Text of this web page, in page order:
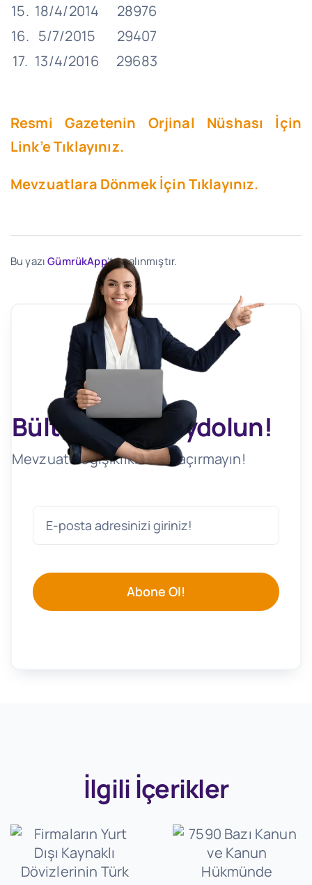
15. 18/4/2014
28976
16. 5/7/2015
29407
17. 13/4/2016 29683
Resmi Gazetenin Orjinal Nüshası İçin
Link’e Tıklayınız.
Mevzuatlara Dönmek İçin Tıklayınız.
Bu yazıGümrükApp'ten alınmıştır.
Bültenimize Kaydolun!
Mevzuat Değişikliklerini Kaçırmayın!
Abone Ol!
İlgili İçerikler